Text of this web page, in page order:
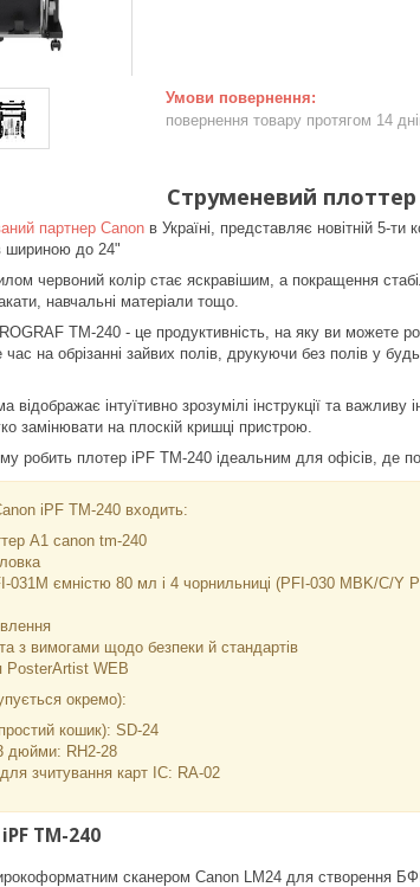
повернення товару протягом 14
Струменевий плоттер
партнер Canon в Україні, представляє новітній 5-
шириною до 24"
червоний колір стає яскравішим, а покращення
навчальні матеріали тощо.
TM-240 - це продуктивність, на яку ви
на обрізанні зайвих полів, друкуючи без полів у
інтуїтивно зрозумілі інструкції та
замінювати на плоскій кришці пристрою.
робить плотер iPF TM-240 ідеальним для офісів, де
iPF TM-240 входить:
А1 canon tm-240
031M ємністю 80 мл і 4 чорнильниці (PFI-030 MBK/C/Y
з вимогами щодо безпеки й стандартів
PosterArtist WEB
окремо):
кошик): SD-24
дюйми: RH2-28
зчитування карт IC: RA-02
TM-240
сканером Canon LM24 для створення